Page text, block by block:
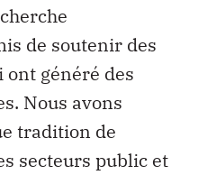
de soutenir des
généré des
Nous avons
tradition de
secteurs public et